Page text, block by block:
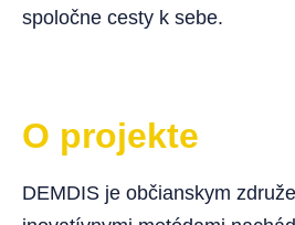
spoločne cesty k sebe.
O projekte
DEMDIS je občianskym